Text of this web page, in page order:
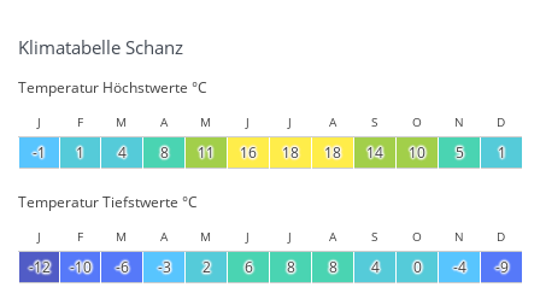
Klimatabelle Schanz
Temperatur Höchstwerte °C
J F M A M J J A S O N D
-1 1 4 8 11 16 18 18 14 10 5 1
Temperatur Tiefstwerte °C
J F M A M J J A S O N D
-12 -10 -6 -3 2 6 8 8 4 0 -4 -9